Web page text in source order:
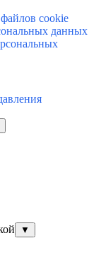
cookie
данных
▼